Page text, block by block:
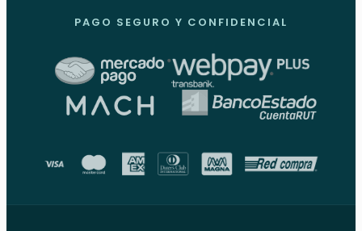
PAGO SEGURO Y CONFIDENCIAL